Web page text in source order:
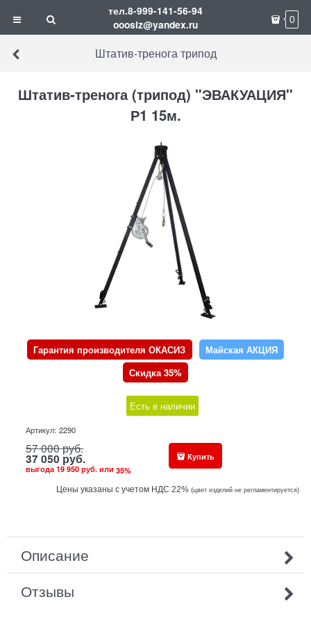
тел.8-999-141-56-94
ooosiz@yandex.ru
0
Штатив-тренога трипод
Штатив-тренога (трипод) "ЭВАКУАЦИЯ"
Р1 15м.
Гарантия производителя ОКАСИЗ
Майская АКЦИЯ
Скидка 35%
Есть в наличии
Артикул: 2290
57 000руб.
37 050 руб.
выгода19 950 руб. или35%
Купить
Цены указаны с учетом НДС 22%(цвет изделий не регламентируется)
Описание
Отзывы